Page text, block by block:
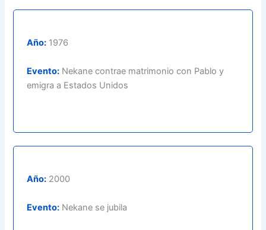
Año: 1976
Evento: Nekane contrae matrimonio con Pablo y
emigra a Estados Unidos
Año: 2000
Evento: Nekane se jubila